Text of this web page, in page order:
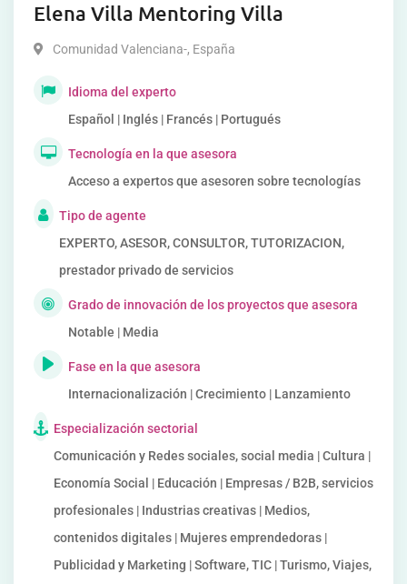
Elena Villa Mentoring Villa
Comunidad Valenciana-, España
Idioma del experto
Español | Inglés | Francés | Portugués
Tecnología en la que asesora
Acceso a expertos que asesoren sobre tecnologías
Tipo de agente
EXPERTO, ASESOR, CONSULTOR, TUTORIZACION,
prestador privado de servicios
Grado de innovación de los proyectos que asesora
Notable | Media
Fase en la que asesora
Internacionalización | Crecimiento | Lanzamiento
Especialización sectorial
Comunicación y Redes sociales, social media | Cultura |
Economía Social | Educación | Empresas / B2B, servicios
profesionales | Industrias creativas | Medios,
contenidos digitales | Mujeres emprendedoras |
Publicidad y Marketing | Software, TIC | Turismo, Viajes,